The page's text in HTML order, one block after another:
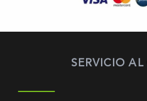
SERVICIO AL